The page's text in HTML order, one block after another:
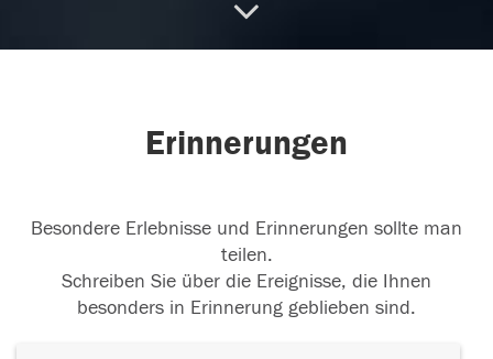
Unfassbar Ruhe in Frieden Elke
01.06.2023
Erinnerungen
Besondere Erlebnisse und Erinnerungen sollte man
teilen.
Schreiben Sie über die Ereignisse, die Ihnen
besonders in Erinnerung geblieben sind.